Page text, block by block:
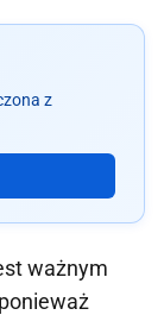
z
ważnym